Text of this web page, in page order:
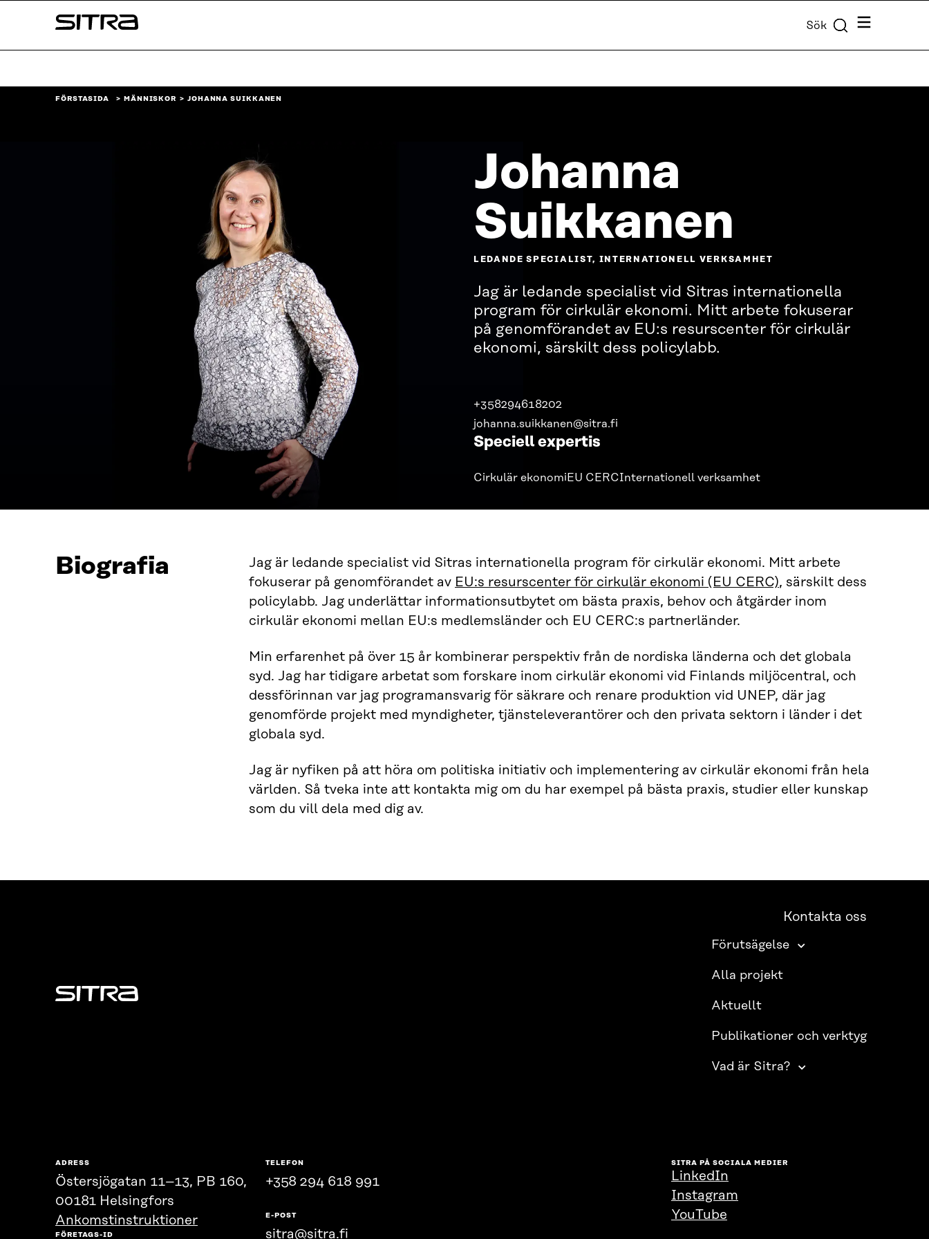
↓
Sitra Sök Meny
FÖRSTASIDA MÄNNISKOR JOHANNA SUIKKANEN
Johanna
Suikkanen
LEDANDE SPECIALIST, INTERNATIONELL VERKSAMHET
Jag är ledande specialist vid Sitras internationella
program för cirkulär ekonomi. Mitt arbete fokuserar
på genomförandet av EU:s resurscenter för cirkulär
ekonomi, särskilt dess policylabb.
+358294618202
johanna.suikkanen@sitra.fi
Speciell expertis
Cirkulär ekonomi EU CERCInternationell verksamhet
Biografia
Jag är ledande specialist vid Sitras internationella program för cirkulär ekonomi. Mitt arbete
fokuserar på genomförandet av EU:s resurscenter för cirkulär ekonomi (EU CERC), särskilt dess
policylabb. Jag underlättar informationsutbytet om bästa praxis, behov och åtgärder inom
cirkulär ekonomi mellan EU:s medlemsländer och EU CERC:s partnerländer.
Min erfarenhet på över 15 år kombinerar perspektiv från de nordiska länderna och det globala
syd. Jag har tidigare arbetat som forskare inom cirkulär ekonomi vid Finlands miljöcentral, och
dessförinnan var jag programansvarig för säkrare och renare produktion vid UNEP, där jag
genomförde projekt med myndigheter, tjänsteleverantörer och den privata sektorn i länder i det
globala syd.
Jag är nyfiken på att höra om politiska initiativ och implementering av cirkulär ekonomi från hela
världen. Så tveka inte att kontakta mig om du har exempel på bästa praxis, studier eller kunskap
som du vill dela med dig av.
Sitra
Kontakta oss
Förutsägelse
Alla projekt
Aktuellt
Publikationer och verktyg
Vad är Sitra?
ADRESS
Östersjögatan 11–13, PB 160,
00181 Helsingfors
Ankomstinstruktioner
FÖRETAGS-ID
TELEFON
+358 294 618 991
E-POST
sitra@sitra.fi
SITRA PÅ SOCIALA MEDIER
LinkedIn
Instagram
YouTube